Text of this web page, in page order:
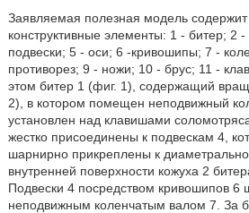
Заявляемая полезная модель
конструктивные элементы: 1 - битер; 2
подвески; 5 - оси; 6 -кривошипы; 7 -
противорез; 9 - ножи; 10 - брус; 11 -
этом битер 1 (фиг. 1), содержащий
2), в котором помещен неподвижный
установлен над клавишами
жестко присоединены к подвескам 4,
шарнирно прикреплены к
внутренней поверхности кожуха 2
Подвески 4 посредством кривошипов
неподвижным коленчатым валом 7. За